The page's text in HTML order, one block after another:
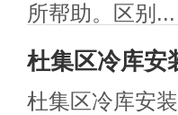
所帮助。区别...
杜集区冷库安
杜集区冷库安